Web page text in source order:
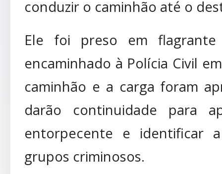
conduzir o caminhão até o
Ele foi preso em
encaminhado à Polícia Civil
caminhão e a carga foram
darão continuidade para
entorpecente e identificar
grupos criminosos.